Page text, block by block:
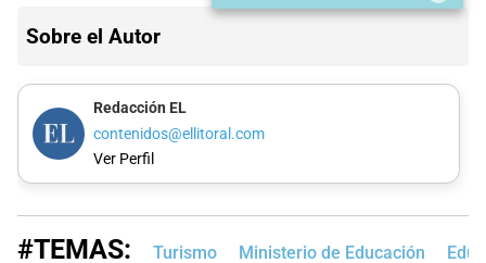
Sobre el Autor
Redacción EL
contenidos@ellitoral.com
Ver Perfil
#TEMAS: Turismo Ministerio de Educación